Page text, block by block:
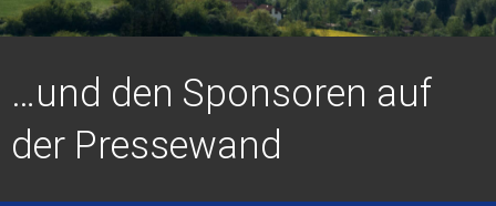
…und den Sponsoren auf
der Pressewand